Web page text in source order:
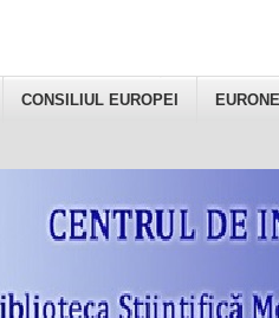
CONSILIUL EUROPEI